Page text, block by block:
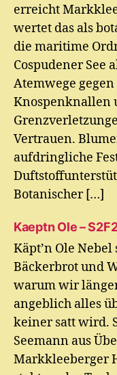
erreicht
wertet das als
die maritime
Cospudener See
Atemwege
Knospenknallen
Vertrauen.
aufdringliche
Botanischer […]
Kaeptn Ole –
Käpt’n Ole
Bäckerbrot und
warum wir
angeblich alles
keiner satt wird.
Seemann aus
Markkleeberger